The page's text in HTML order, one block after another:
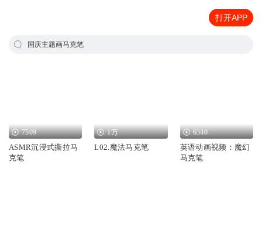
打开APP
国庆主题画马克笔
7509
ASMR沉浸式撕拉马
克笔
1万
L02.魔法马克笔
6340
英语动画视频：魔幻
马克笔